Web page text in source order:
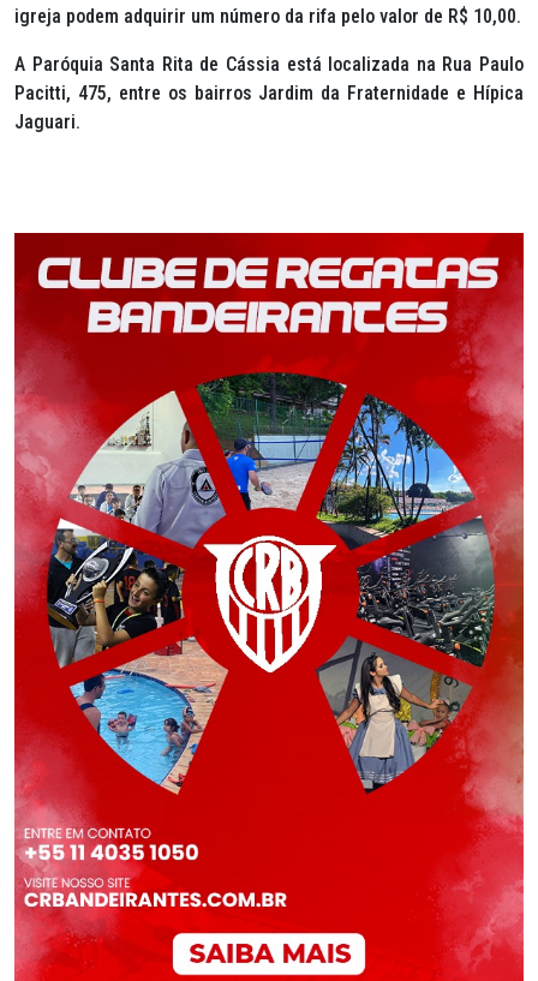
igreja podem adquirir um número da rifa pelo valor de R$ 10,00.
A Paróquia Santa Rita de Cássia está localizada na Rua Paulo
Pacitti, 475, entre os bairros Jardim da Fraternidade e Hípica
Jaguari.